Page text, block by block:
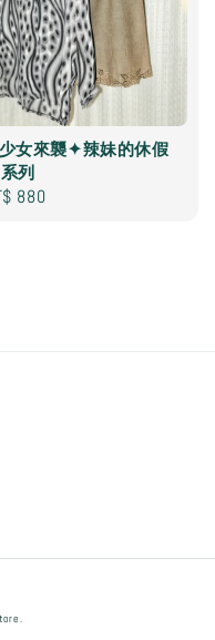
女來襲✦辣妹的休假
列
880